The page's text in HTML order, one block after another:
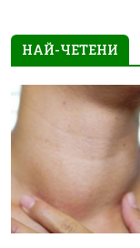
НАЙ-ЧЕТЕНИ